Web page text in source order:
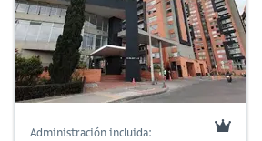
Administración incluida: